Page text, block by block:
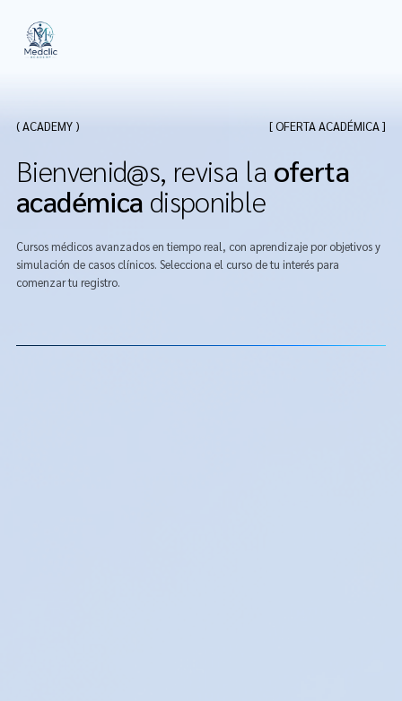
( ACADEMY ) [ OFERTA ACADÉMICA ]
Bienvenid@s, revisa la oferta
académica disponible
Cursos médicos avanzados en tiempo real, con aprendizaje por objetivos y
simulación de casos clínicos. Selecciona el curso de tu interés para
comenzar tu registro.